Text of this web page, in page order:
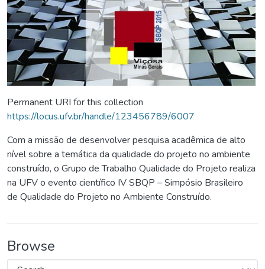
Permanent URI for this collection
https://locus.ufv.br/handle/123456789/6007
Com a missão de desenvolver pesquisa acadêmica de alto
nível sobre a temática da qualidade do projeto no ambiente
construído, o Grupo de Trabalho Qualidade do Projeto realiza
na UFV o evento científico IV SBQP – Simpósio Brasileiro
de Qualidade do Projeto no Ambiente Construído.
Browse